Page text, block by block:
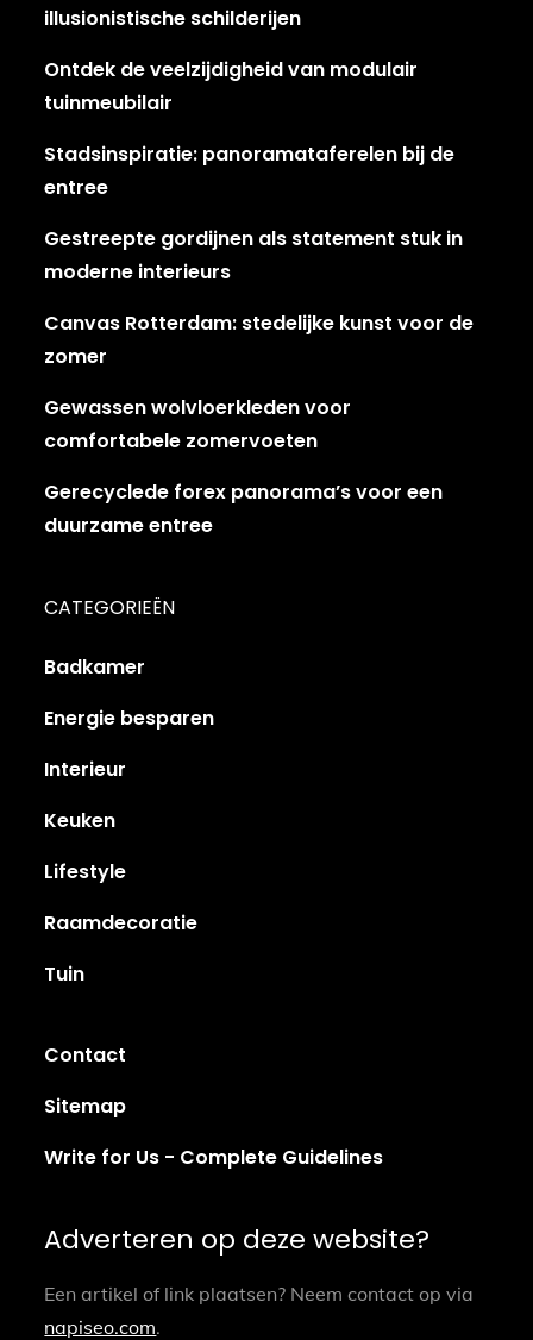
illusionistische schilderijen
Ontdek de veelzijdigheid van modulair
tuinmeubilair
Stadsinspiratie: panoramataferelen bij de
entree
Gestreepte gordijnen als statement stuk in
moderne interieurs
Canvas Rotterdam: stedelijke kunst voor de
zomer
Gewassen wolvloerkleden voor
comfortabele zomervoeten
Gerecyclede forex panorama’s voor een
duurzame entree
CATEGORIEËN
Badkamer
Energie besparen
Interieur
Keuken
Lifestyle
Raamdecoratie
Tuin
Contact
Sitemap
Write for Us - Complete Guidelines
Adverteren op deze website?
Een artikel of link plaatsen? Neem contact op via
napiseo.com.